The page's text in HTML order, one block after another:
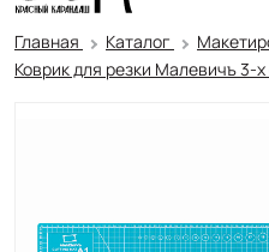
Главная Каталог
Коврик для резки Малевичъ 3-